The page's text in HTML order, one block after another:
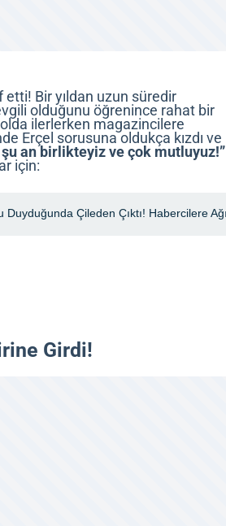
etti! Bir yıldan uzun süredir
olduğunu öğrenince rahat bir
ilerlerken magazincilere
Erçel sorusuna oldukça kızdı ve
an birlikteyiz ve çok mutluyuz!”
için:
Girdi!